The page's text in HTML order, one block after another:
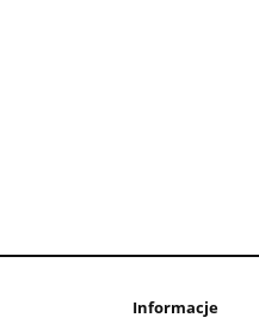
Informacje